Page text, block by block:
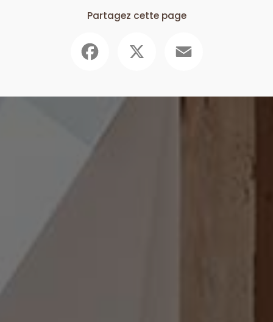
Partagez cette page